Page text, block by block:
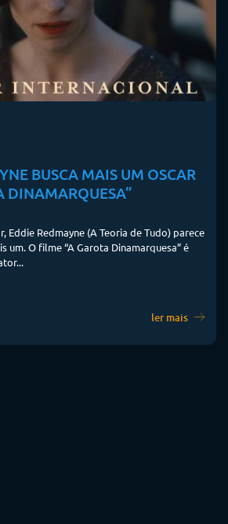
BUSCA MAIS UM OSCAR
DINAMARQUESA”
Eddie Redmayne (A Teoria de Tudo) parece
um. O filme “A Garota Dinamarquesa” é
ler mais